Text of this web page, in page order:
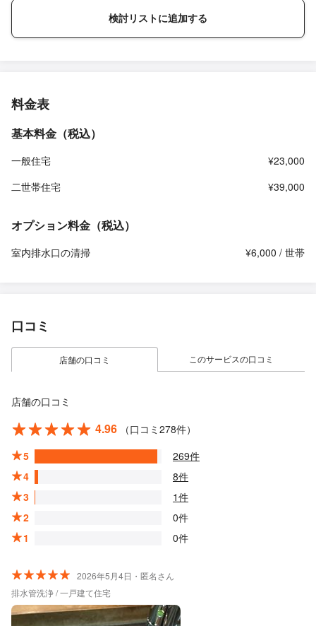
検討リストに追加する
料金表
基本料金（税込）
一般住宅
¥23,000
二世帯住宅
¥39,000
オプション料金（税込）
室内排水口の清掃 ¥6,000 / 世帯
口コミ
店舗の口コミ このサービスの口コミ
店舗の口コミ
4.96
（口コミ278件）
5
269件
4
8件
3
1件
2
0件
1
0件
2026年5月4日・匿名さん
排水管洗浄 / 一戸建て住宅